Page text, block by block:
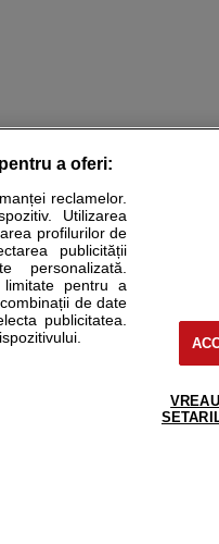
pot substitui consultul medical
Dvs., fie unul dintre medicii
a oferi:
reclamelor.
Utilizarea
profilurilor de
publicității
personalizată.
limitate pentru a
de date
publicitatea.